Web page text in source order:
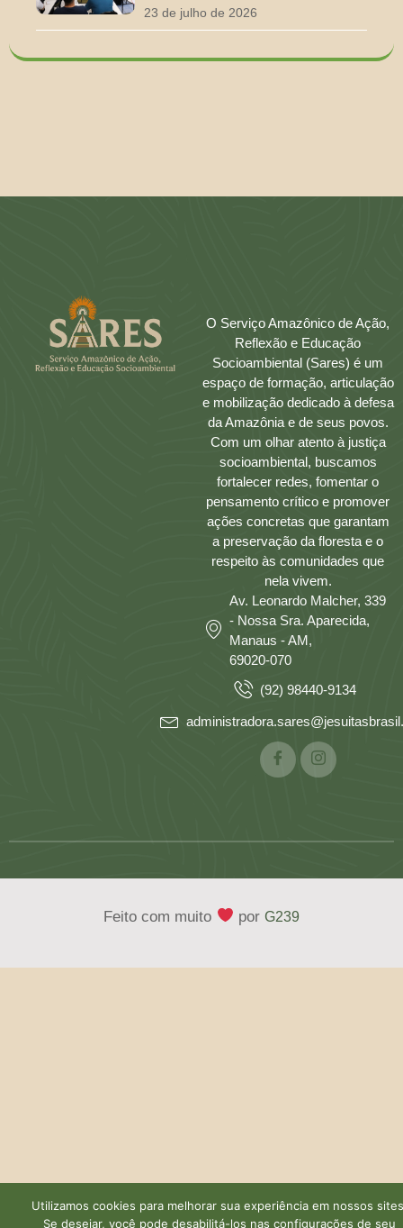
23 de julho de 2026
O Serviço Amazônico de Ação,
Reflexão e Educação
Socioambiental (Sares) é um
espaço de formação, articulação
e mobilização dedicado à defesa
da Amazônia e de seus povos.
Com um olhar atento à justiça
socioambiental, buscamos
fortalecer redes, fomentar o
pensamento crítico e promover
ações concretas que garantam
a preservação da floresta e o
respeito às comunidades que
nela vivem.
Av. Leonardo Malcher, 339
- Nossa Sra. Aparecida,
Manaus - AM,
69020-070
(92) 98440-9134
Feito com muito por G239
Utilizamos cookies para melhorar sua experiência em nossos
Se desejar, você pode desabilitá-los nas configurações de seu